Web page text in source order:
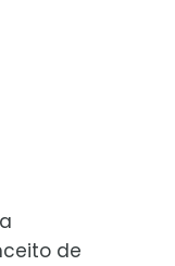
de